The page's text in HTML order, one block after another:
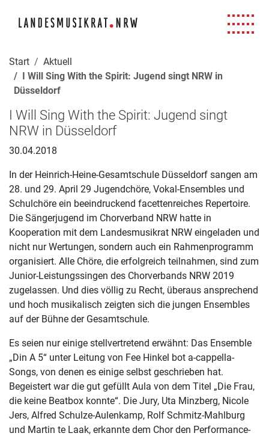
Start
Aktuell
I Will Sing With the Spirit: Jugend singt NRW in
Düsseldorf
I Will Sing With the Spirit: Jugend singt
NRW in Düsseldorf
30.04.2018
In der Heinrich-Heine-Gesamtschule Düsseldorf sangen am
28. und 29. April 29 Jugendchöre, Vokal-Ensembles und
Schulchöre ein beeindruckend facettenreiches Repertoire.
Die Sängerjugend im Chorverband NRW hatte in
Kooperation mit dem Landesmusikrat NRW eingeladen und
nicht nur Wertungen, sondern auch ein Rahmenprogramm
organisiert. Alle Chöre, die erfolgreich teilnahmen, sind zum
Junior-Leistungssingen des Chorverbands NRW 2019
zugelassen. Und dies völlig zu Recht, überaus ansprechend
und hoch musikalisch zeigten sich die jungen Ensembles
auf der Bühne der Gesamtschule.
Es seien nur einige stellvertretend erwähnt: Das Ensemble
„Din A 5“ unter Leitung von Fee Hinkel bot a-cappella-
Songs, von denen es einige selbst geschrieben hat.
Begeistert war die gut gefüllt Aula von dem Titel „Die Frau,
die keine Beatbox konnte“. Die Jury, Uta Minzberg, Nicole
Jers, Alfred Schulze-Aulenkamp, Rolf Schmitz-Mahlburg
und Martin te Laak, erkannte dem Chor den Performance-